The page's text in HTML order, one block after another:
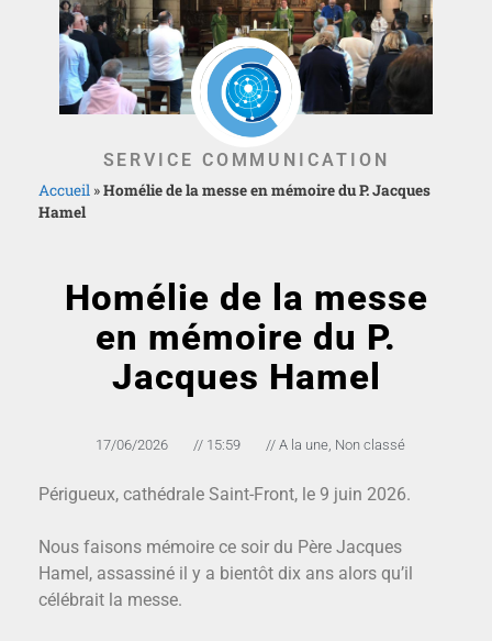
SERVICE COMMUNICATION
Accueil »Homélie de la messe en mémoire du P. Jacques
Hamel
Homélie de la messe
en mémoire du P.
Jacques Hamel
17/06/2026 // 15:59 // A la une, Non classé
Périgueux, cathédrale Saint-Front, le 9 juin 2026.
Nous faisons mémoire ce soir du Père Jacques
Hamel, assassiné il y a bientôt dix ans alors qu’il
célébrait la messe.